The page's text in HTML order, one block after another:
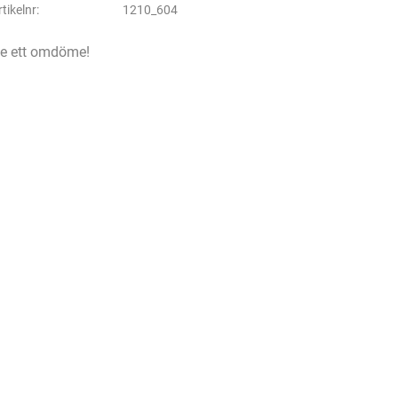
1210_604
ett omdöme!